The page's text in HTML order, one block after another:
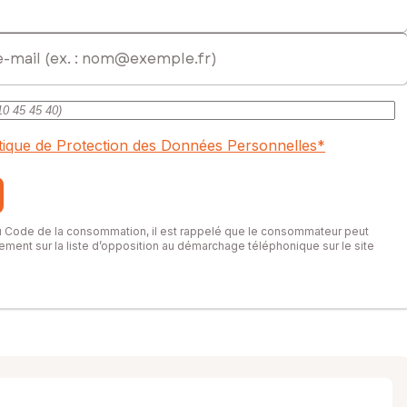
de Protection des Données Personnelles*
Code de la consommation, il est rappelé que le consommateur peut
sur la liste d’opposition au démarchage téléphonique sur le site